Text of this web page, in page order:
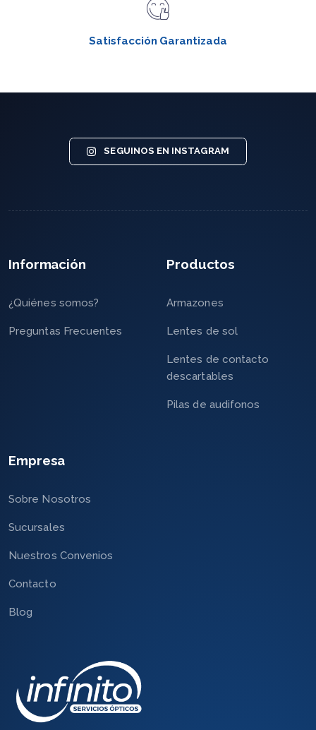
Satisfacción Garantizada
SEGUINOS EN INSTAGRAM
Información
¿Quiénes somos?
Preguntas Frecuentes
Productos
Armazones
Lentes de sol
Lentes de contacto
descartables
Pilas de audifonos
Empresa
Sobre Nosotros
Sucursales
Nuestros Convenios
Contacto
Blog